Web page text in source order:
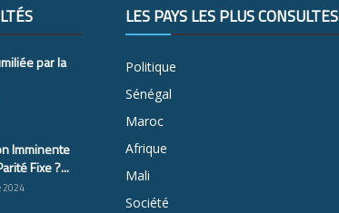
par la
Imminente
Fixe ?...
2024
LES PAYS LES PLUS CONSULTÉS
Politique
Sénégal
Maroc
Afrique
Mali
Société